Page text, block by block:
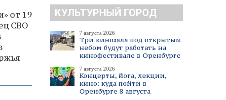
КУЛЬТУРНЫЙ ГОРОД
7 августа 2026
Три кинозала под открытым
небом будут работать на
кинофестивале в Оренбурге
7 августа 2026
Концерты, йога, лекции,
кино: куда пойти в
Оренбурге 8 августа
от 19
СВО